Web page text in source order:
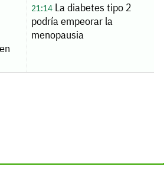
21:14La diabetes tipo 2
podría empeorar la
menopausia